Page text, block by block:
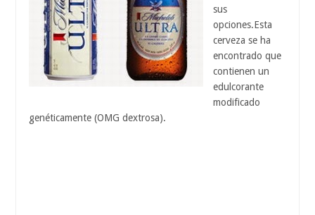
sus
opciones.Esta
cerveza se ha
encontrado que
contienen un
edulcorante
modificado
genéticamente (OMG dextrosa).